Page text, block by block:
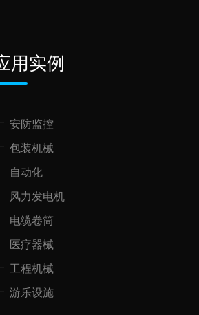
用实例
安防监控
包装机械
自动化
风力发电机
电缆卷筒
医疗器械
工程机械
游乐设施